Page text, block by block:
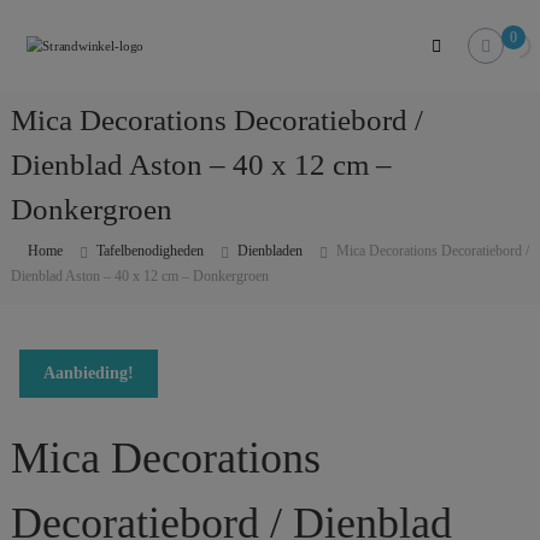
Strandwinkel.nl
zodat
het
bij
in
huis
0
Mica Decorations Decoratiebord /
Dienblad Aston – 40 x 12 cm –
Donkergroen
Home Tafelbenodigheden Dienbladen
Mica Decorations Decoratiebord /
Dienblad Aston – 40 x 12 cm – Donkergroen
Aanbieding!
Mica Decorations
Decoratiebord / Dienblad